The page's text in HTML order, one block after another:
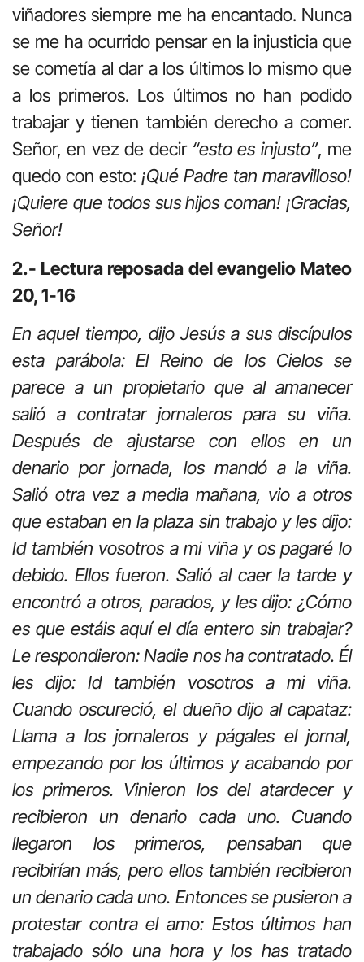
viñadores siempre me ha encantado. Nunca
se me ha ocurrido pensar en la injusticia que
se cometía al dar a los últimos lo mismo que
a los primeros. Los últimos no han podido
trabajar y tienen también derecho a comer.
Señor, en vez de decir “esto es injusto”, me
quedo con esto: ¡Qué Padre tan maravilloso!
¡Quiere que todos sus hijos coman! ¡Gracias,
Señor!
2.- Lectura reposada del evangelio Mateo
20, 1-16
En aquel tiempo, dijo Jesús a sus discípulos
esta parábola: El Reino de los Cielos se
parece a un propietario que al amanecer
salió a contratar jornaleros para su viña.
Después de ajustarse con ellos en un
denario por jornada, los mandó a la viña.
Salió otra vez a media mañana, vio a otros
que estaban en la plaza sin trabajo y les dijo:
Id también vosotros a mi viña y os pagaré lo
debido. Ellos fueron. Salió al caer la tarde y
encontró a otros, parados, y les dijo: ¿Cómo
es que estáis aquí el día entero sin trabajar?
Le respondieron: Nadie nos ha contratado. Él
les dijo: Id también vosotros a mi viña.
Cuando oscureció, el dueño dijo al capataz:
Llama a los jornaleros y págales el jornal,
empezando por los últimos y acabando por
los primeros. Vinieron los del atardecer y
recibieron un denario cada uno. Cuando
llegaron los primeros, pensaban que
recibirían más, pero ellos también recibieron
un denario cada uno. Entonces se pusieron a
protestar contra el amo: Estos últimos han
trabajado sólo una hora y los has tratado